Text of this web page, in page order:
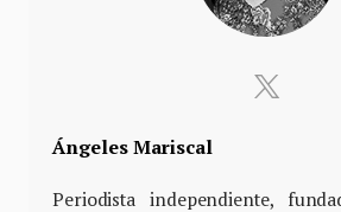
Ángeles Mariscal
Periodista independiente,